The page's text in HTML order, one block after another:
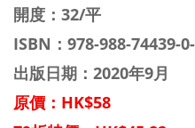
開度：32/平
ISBN： 978-988-74439-
出版日期：2020年9月
原價：HK$58